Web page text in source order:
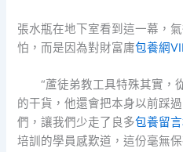
張水瓶在地下室看到這一幕，
怕，而是因為對財富庸包養網
“蘆徒弟教工具特殊其實，
的干貨，他還會把本身以前踩
們，讓我們少走了良多包養留
培訓的學員感歎道，這份毫無